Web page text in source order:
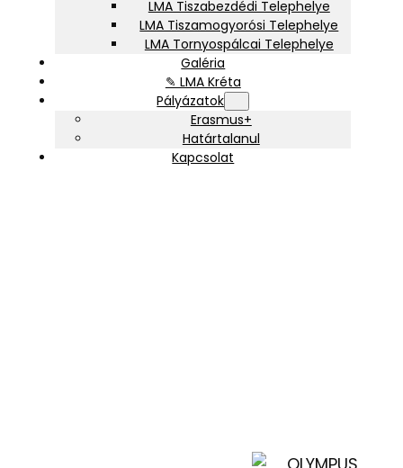
LMA Tiszabezdédi Telephelye
LMA Tiszamogyorósi Telephelye
LMA Tornyospálcai Telephelye
Galéria
✎ LMA Kréta
Pályázatok
Erasmus+
Határtalanul
Kapcsolat